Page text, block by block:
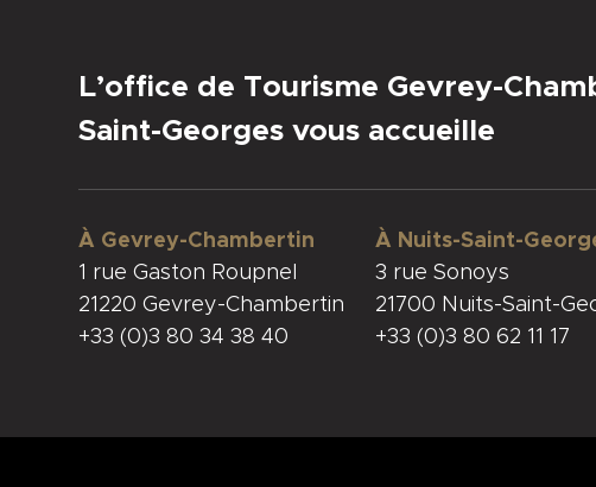
L’office de Tourisme Gevrey-
Saint-Georges vous accueille
À Gevrey-Chambertin
1 rue Gaston Roupnel
21220 Gevrey-Chambertin
+33 (0)3 80 34 38 40
À Nuits-Saint-
3 rue Sonoys
21700 Nuits-Saint-
+33 (0)3 80 62 11 17